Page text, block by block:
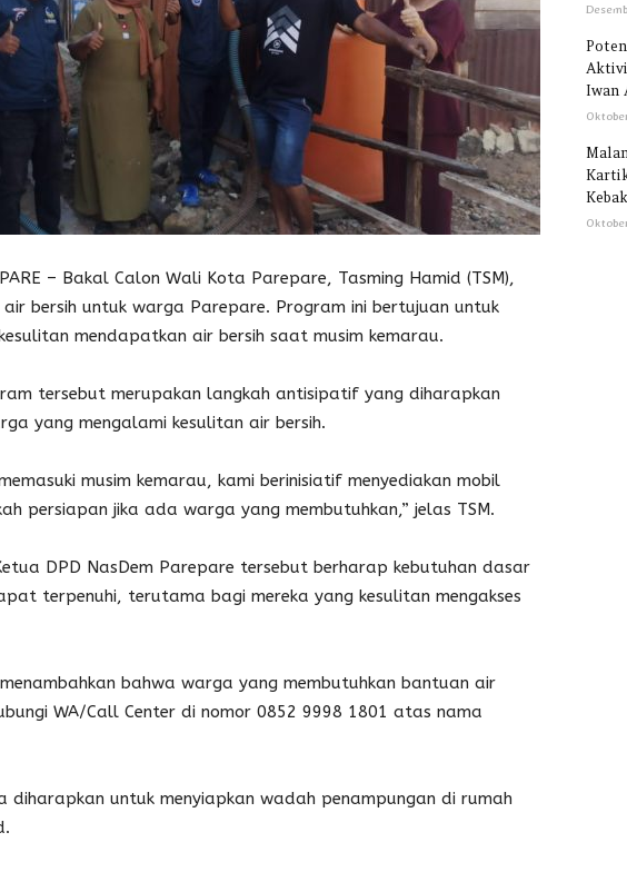
– Bakal Calon Wali Kota Parepare, Tasming Hamid (TSM),
bersih untuk warga Parepare. Program ini bertujuan untuk
mendapatkan air bersih saat musim kemarau.
tersebut merupakan langkah antisipatif yang diharapkan
yang mengalami kesulitan air bersih.
musim kemarau, kami berinisiatif menyediakan mobil
persiapan jika ada warga yang membutuhkan,” jelas TSM.
DPD NasDem Parepare tersebut berharap kebutuhan dasar
terpenuhi, terutama bagi mereka yang kesulitan mengakses
bahwa warga yang membutuhkan bantuan air
WA/Call Center di nomor 0852 9998 1801 atas nama
diharapkan untuk menyiapkan wadah penampungan di rumah
Iwan